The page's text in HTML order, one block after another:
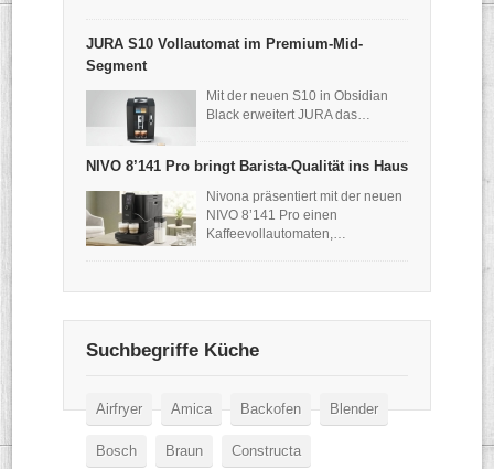
JURA S10 Vollautomat im Premium-Mid-
Segment
Mit der neuen S10 in Obsidian
Black erweitert JURA das…
NIVO 8’141 Pro bringt Barista-Qualität ins Haus
Nivona präsentiert mit der neuen
NIVO 8’141 Pro einen
Kaffeevollautomaten,…
Suchbegriffe Küche
Airfryer Amica Backofen Blender
Bosch Braun Constructa